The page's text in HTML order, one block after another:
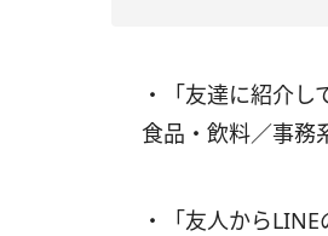
・「友達に紹介
食品・飲料／事務
・「友人から